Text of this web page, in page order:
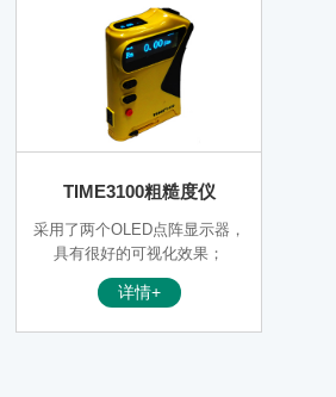
TIME3100粗糙度仪
采用了两个OLED点阵显示器，
具有很好的可视化效果；
详情+